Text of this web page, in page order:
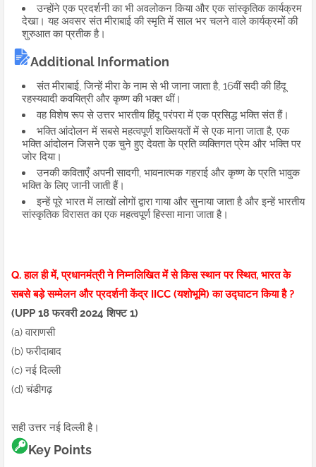
उन्होंने एक प्रदर्शनी का भी अवलोकन किया और एक सांस्कृतिक कार्यक्रम
देखा। यह अवसर संत मीराबाई की स्मृति में साल भर चलने वाले कार्यक्रमों की
शुरुआत का प्रतीक है।
Additional Information
संत मीराबाई, जिन्हें मीरा के नाम से भी जाना जाता है, 16वीं सदी की हिंदू
रहस्यवादी कवयित्री और कृष्ण की भक्त थीं।
वह विशेष रूप से उत्तर भारतीय हिंदू परंपरा में एक प्रसिद्ध भक्ति संत हैं।
भक्ति आंदोलन में सबसे महत्वपूर्ण शख्सियतों में से एक माना जाता है, एक
भक्ति आंदोलन जिसने एक चुने हुए देवता के प्रति व्यक्तिगत प्रेम और भक्ति पर
जोर दिया।
उनकी कविताएँ अपनी सादगी, भावनात्मक गहराई और कृष्ण के प्रति भावुक
भक्ति के लिए जानी जाती हैं।
इन्हें पूरे भारत में लाखों लोगों द्वारा गाया और सुनाया जाता है और इन्हें भारतीय
सांस्कृतिक विरासत का एक महत्वपूर्ण हिस्सा माना जाता है।
Q. हाल ही में, प्रधानमंत्री ने निम्नलिखित में से किस स्थान पर स्थित, भारत के
सबसे बड़े सम्मेलन और प्रदर्शनी केंद्र IICC (यशोभूमि) का उद्घाटन किया है ?
(UPP 18 फरवरी 2024 शिफ्ट 1)
(a) वाराणसी
(b) फरीदाबाद
(c) नई दिल्ली
(d) चंडीगढ़
सही उत्तर नई दिल्ली है।
Key Points